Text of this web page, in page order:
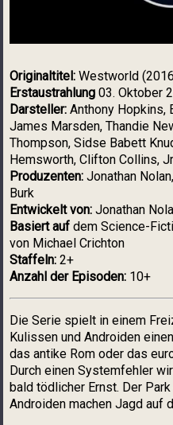
Originaltitel:Westworld
Erstaustrahlung 03. Oktober
Darsteller: Anthony Hopkins,
James Marsden, Thandie
Thompson, Sidse Babett
Hemsworth, Clifton Collins,
Produzenten: Jonathan
Burk
Entwickelt von: Jonathan
Basiert aufdem Science-
von Michael Crichton
Staffeln: 2+
Anzahl der Episoden: 10+
Die Serie spielt in einem
Kulissen und Androiden
das antike Rom oder das
Durch einen Systemfehler
bald tödlicher Ernst. Der
Androiden machen Jagd auf